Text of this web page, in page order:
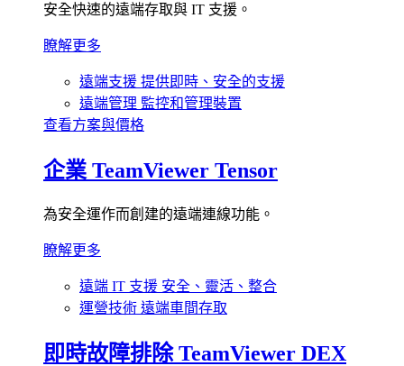
安全快速的遠端存取與 IT 支援。
瞭解更多
遠端支援 提供即時、安全的支援
遠端管理 監控和管理裝置
查看方案與價格
企業 TeamViewer Tensor
為安全運作而創建的遠端連線功能。
瞭解更多
遠端 IT 支援 安全、靈活、整合
運營技術 遠端車間存取
即時故障排除 TeamViewer DEX